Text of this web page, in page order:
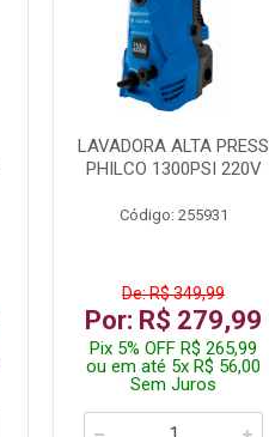
LAVADORA ALTA PRESS
PHILCO 1300PSI 220V
Código: 255931
De: R$ 349,99
Por: R$ 279,99
Pix 5% OFF R$ 265,99
ou em até 5x R$ 56,00
Sem Juros